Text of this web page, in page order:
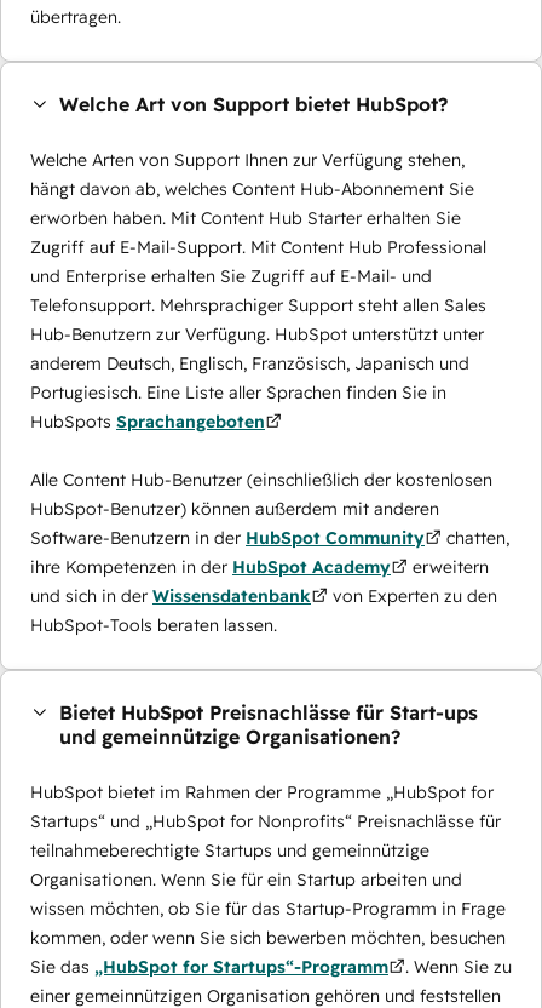
übertragen.
Welche Art von Support bietet HubSpot?
Welche Arten von Support Ihnen zur Verfügung stehen,
hängt davon ab, welches Content Hub-Abonnement Sie
erworben haben. Mit Content Hub Starter erhalten Sie
Zugriff auf E-Mail-Support. Mit Content Hub Professional
und Enterprise erhalten Sie Zugriff auf E-Mail- und
Telefonsupport. Mehrsprachiger Support steht allen Sales
Hub-Benutzern zur Verfügung. HubSpot unterstützt unter
anderem Deutsch, Englisch, Französisch, Japanisch und
Portugiesisch. Eine Liste aller Sprachen finden Sie in
HubSpots Sprachangeboten
Alle Content Hub-Benutzer (einschließlich der kostenlosen
HubSpot-Benutzer) können außerdem mit anderen
Software-Benutzern in der HubSpot Community
chatten,
ihre Kompetenzen in der HubSpot Academy
erweitern
und sich in der Wissensdatenbank
von Experten zu den
HubSpot-Tools beraten lassen.
Bietet HubSpot Preisnachlässe für Start-ups
und gemeinnützige Organisationen?
HubSpot bietet im Rahmen der Programme „HubSpot for
Startups“ und „HubSpot for Nonprofits“ Preisnachlässe für
teilnahmeberechtigte Startups und gemeinnützige
Organisationen. Wenn Sie für ein Startup arbeiten und
wissen möchten, ob Sie für das Startup-Programm in Frage
kommen, oder wenn Sie sich bewerben möchten, besuchen
Sie das „HubSpot for Startups“-Programm
. Wenn Sie zu
einer gemeinnützigen Organisation gehören und feststellen